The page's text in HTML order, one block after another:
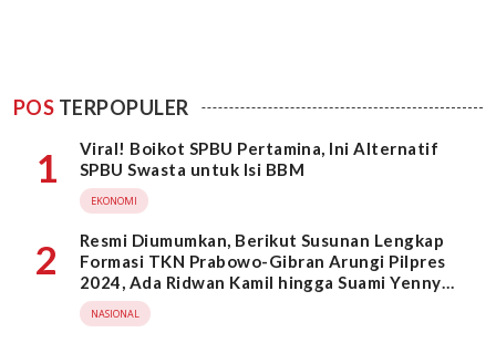
POS TERPOPULER
1
Viral! Boikot SPBU Pertamina, Ini Alternatif
SPBU Swasta untuk Isi BBM
EKONOMI
2
Resmi Diumumkan, Berikut Susunan Lengkap
Formasi TKN Prabowo-Gibran Arungi Pilpres
2024, Ada Ridwan Kamil hingga Suami Yenny
Wahid
NASIONAL